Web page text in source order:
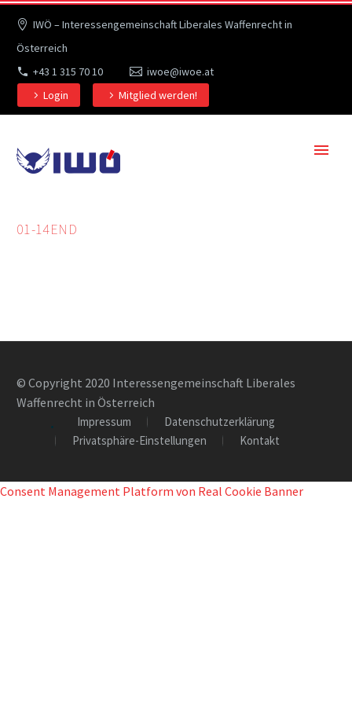
IWÖ – Interessengemeinschaft Liberales Waffenrecht in
Österreich
+43 1 315 70 10
iwoe@iwoe.at
Login
Mitglied werden!
01-14END
© Copyright 2020 Interessengemeinschaft Liberales
Waffenrecht in Österreich
Impressum
Datenschutzerklärung
Privatsphäre-Einstellungen
Kontakt
Consent Management Platform von Real Cookie Banner